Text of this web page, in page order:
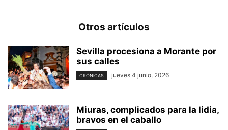
Otros artículos
Sevilla procesiona a Morante por
sus calles
CRÓNICAS jueves 4 junio, 2026
Miuras, complicados para la lidia,
bravos en el caballo